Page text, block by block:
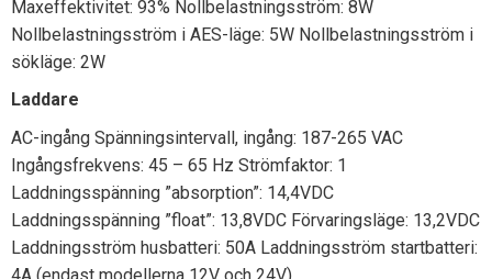
Maxeffektivitet: 93% Nollbelastningsström: 8W
Nollbelastningsström i AES-läge: 5W Nollbelastningsström i
sökläge: 2W
Laddare
AC-ingång Spänningsintervall, ingång: 187-265 VAC
Ingångsfrekvens: 45 – 65 Hz Strömfaktor: 1
Laddningsspänning ”absorption”: 14,4VDC
Laddningsspänning ”float”: 13,8VDC Förvaringsläge: 13,2VDC
Laddningsström husbatteri: 50A Laddningsström startbatteri: